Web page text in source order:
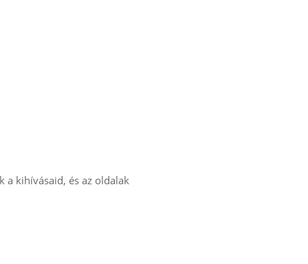
kihívásaid, és az oldalak